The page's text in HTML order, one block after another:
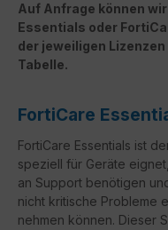
Auf Anfrage können
Essentials oder
der jeweiligen
Tabelle.
FortiCare
FortiCare Essentials ist
speziell für Geräte
an Support benötigen
nicht kritische Probleme
nehmen können. Dieser